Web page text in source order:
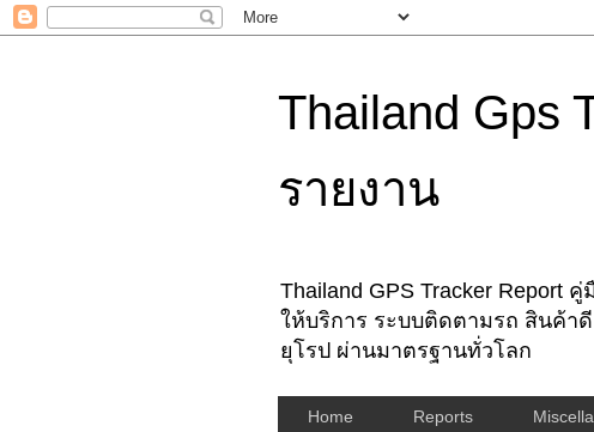
Thailand Gps
รายงาน
Thailand GPS Tracker Report
ให้บริการ ระบบติดตามรถ สินค้า
ยุโรป ผ่านมาตรฐานทั่วโลก
Home Reports